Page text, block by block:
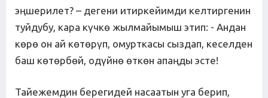
эңшерилет? – дегени итиркейимди келтиргенин
туйдубу, кара күчкө жылмайымыш этип: - Андан
көрө он ай көтөрүп, омурткасы сыздап, кеселден
баш көтөрбөй, одүйнө өткөн апаңды эсте!
Тайежемдин берегидей насаатын уга берип,